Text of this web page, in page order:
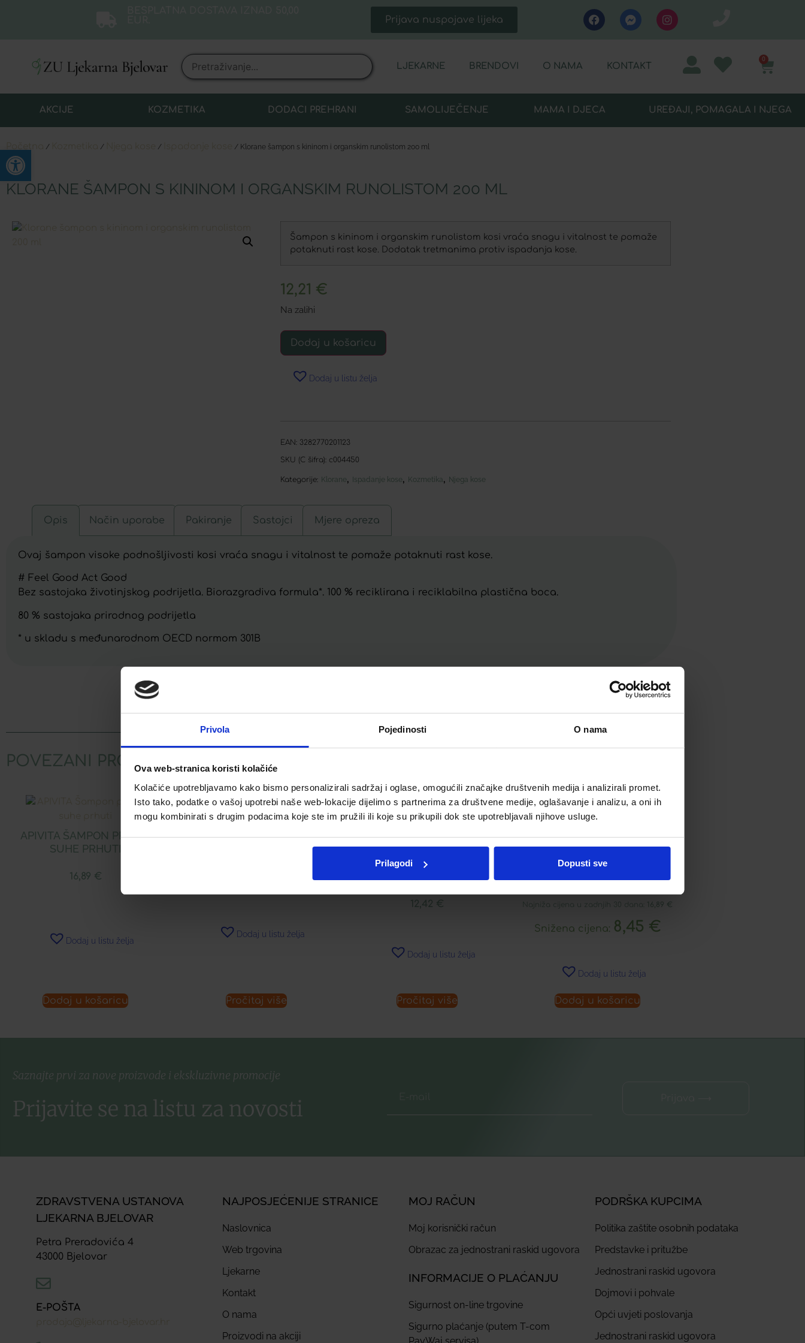
Open toolbar
Privola Pojedinosti O nama
Ova web-stranica koristi kolačiće
Kolačiće upotrebljavamo kako bismo personalizirali sadržaj i oglase, omogućili značajke društvenih medija i analizirali promet.
Isto tako, podatke o vašoj upotrebi naše web-lokacije dijelimo s partnerima za društvene medije, oglašavanje i analizu, a oni ih
mogu kombinirati s drugim podacima koje ste im pružili ili koje su prikupili dok ste upotrebljavali njihove usluge.
Prilagodi Dopusti sve
Prijava nuspojave lijeka
LJEKARNE BRENDOVI O NAMA KONTAKT
0
AKCIJE KOZMETIKA DODACI PREHRANI SAMOLIJEČENJE MAMA I DJECA UREĐAJI, POMAGALA I NJEGA
/ / / / Klorane šampon s kininom i organskim runolistom 200 ml
KLORANE ŠAMPON S KININOM I ORGANSKIM RUNOLISTOM 200 ML
Šampon s kininom i organskim runolistom kosi vraća snagu i vitalnost te pomaže
potaknuti rast kose. Dodatak tretmanima protiv ispadanja kose.
12,21 €
Na zalihi
Dodaj u košaricu
Dodaj u listu želja
EAN: 3282770201123
SKU (C šifra): c004450
Kategorije: Klorane, Ispadanje kose, Kozmetika, Njega kose
Opis Način uporabe Pakiranje Sastojci Mjere opreza
Ovaj šampon visoke podnošljivosti kosi vraća snagu i vitalnost te pomaže potaknuti rast kose.
# Feel Good Act Good
Bez sastojaka životinjskog podrijetla. Biorazgradiva formula*. 100 % reciklirana i reciklabilna plastična boca.
80 % sastojaka prirodnog podrijetla
* u skladu s međunarodnom OECD normom 301B
POVEZANI PROIZVODI
APIVITA ŠAMPON PROTIV
SUHE PRHUTI
16,89 €
Dodaj u listu želja
Dodaj u košaricu
LERBOLARIO BERRIES KUPELJ
Dodaj u listu želja
Pročitaj više
APIVITA NJEŽNI ČISTAČ ZA
UKLANJANJE ŠMINKE ZA
12,42 €
Dodaj u listu želja
Pročitaj više
Akcija!
APIVITA GEL ZA UMIVANJE
MASNE I MJEŠOVITE KOŽE
Najniža cijena u zadnjih 30 dana: 16,89 €
Snižena cijena: 8,45 €
Dodaj u listu želja
Dodaj u košaricu
Saznajte prvi za nove proizvode i ekskluzivne promocije
Prijavite se na listu za novosti
ZDRAVSTVENA USTANOVA
LJEKARNA BJELOVAR
Petra Preradovića 4
43000 Bjelovar
E-POŠTA
NAJPOSJEĆENIJE STRANICE
Naslovnica
Web trgovina
Ljekarne
Kontakt
O nama
Proizvodi na akciji
MOJ RAČUN
Moj korisnički račun
Obrazac za jednostrani raskid ugovora
INFORMACIJE O PLAĆANJU
Sigurnost on-line trgovine
Sigurno plaćanje (putem T-com
PODRŠKA KUPCIMA
Politika zaštite osobnih podataka
Predstavke i pritužbe
Jednostrani raskid ugovora
Dojmovi i pohvale
Opći uvjeti poslovanja
Jednostrani raskid ugovora